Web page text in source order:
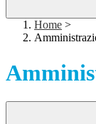
Home >